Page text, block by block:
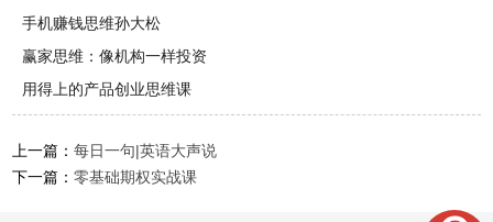
手机赚钱思维孙大松
赢家思维：像机构一样投资
用得上的产品创业思维课
上一篇：每日一句|英语大声说
下一篇：零基础期权实战课